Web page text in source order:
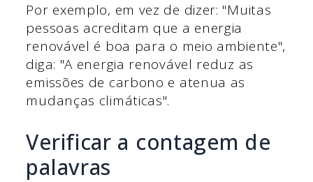
Por exemplo, em vez de dizer: "Muitas
pessoas acreditam que a energia
renovável é boa para o meio ambiente",
diga: "A energia renovável reduz as
emissões de carbono e atenua as
mudanças climáticas".
Verificar a contagem de
palavras